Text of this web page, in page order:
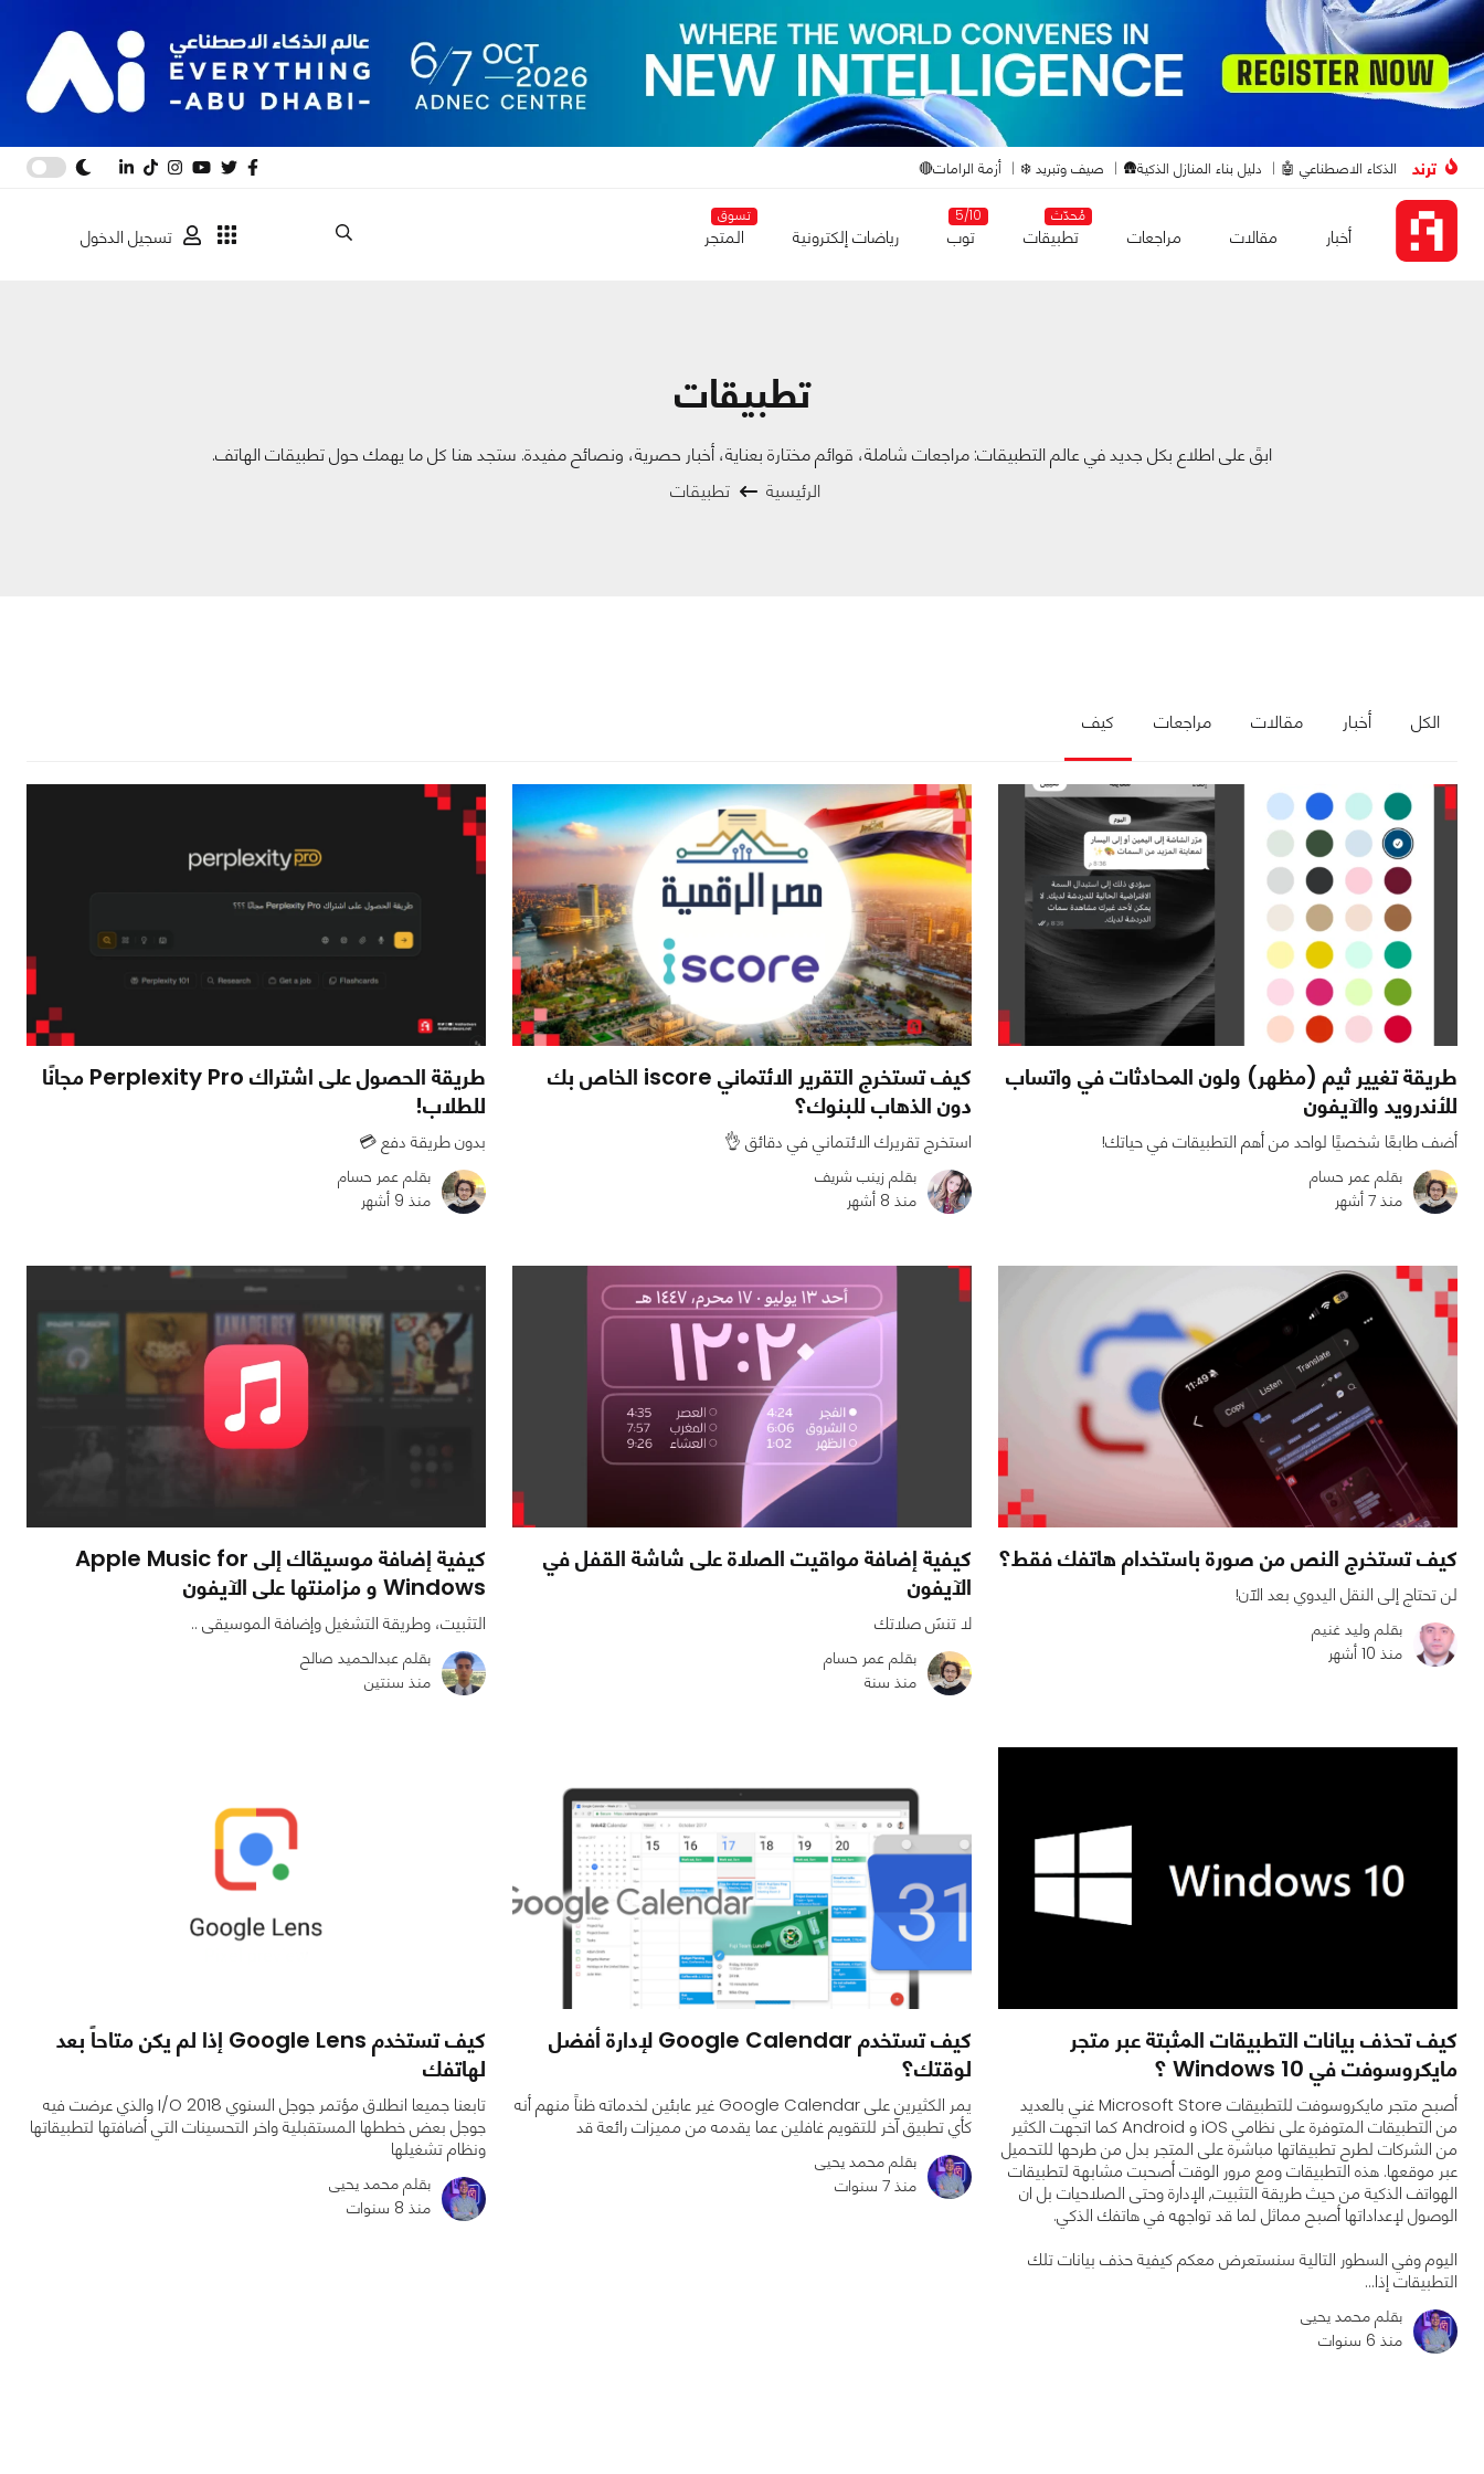
ترند الذكاء الاصطناعي 🤖 دليل بناء المنازل الذكية🛖 صيف وتبريد ❄️ أزمة الرامات🔴
أخبار مقالات مراجعات
مُحدّث
تطبيقات
5/10
توب رياضات إلكترونية
تسوق
المتجر تسجيل الدخول
تطبيقات
ابقَ على اطلاع بكل جديد في عالم التطبيقات: مراجعات شاملة، قوائم مختارة بعناية، أخبار حصرية، ونصائح مفيدة. ستجد هنا كل ما يهمك حول تطبيقات الهاتف.
الرئيسية
تطبيقات
الكل أخبار مقالات مراجعات كيف
5627
طريقة تغيير ثيم (مظهر) ولون المحادثات في واتساب
للأندرويد والآيفون
أضف طابعًا شخصيًا لواحد من أهم التطبيقات في حياتك!
بقلم عمر حسام
منذ 7 أشهر
7131
0
كيف تستخرج التقرير الائتماني iscore الخاص بك
دون الذهاب للبنوك؟
استخرج تقريرك الائتماني في دقائق 👌
بقلم زينب شريف
منذ 8 أشهر
طريقة الحصول على اشتراك Perplexity Pro مجانًا
للطلاب!
بدون طريقة دفع 💳
بقلم عمر حسام
منذ 9 أشهر
كيف تستخرج النص من صورة باستخدام هاتفك فقط؟
لن تحتاج إلى النقل اليدوي بعد الآن!
بقلم وليد غنيم
منذ 10 أشهر
كيفية إضافة مواقيت الصلاة على شاشة القفل في
الآيفون
لا تنسَ صلاتك
بقلم عمر حسام
منذ سنة
كيفية إضافة موسيقاك إلى Apple Music for
Windows و مزامنتها على الآيفون
التثبيت، وطريقة التشغيل وإضافة الموسيقى ..
بقلم عبدالحميد صالح
منذ سنتين
كيف تحذف بيانات التطبيقات المثبتة عبر متجر
مايكروسوفت في Windows 10 ؟
أصبح متجر مايكروسوفت للتطبيقات Microsoft Store غني بالعديد
من التطبيقات المتوفرة على نظامي iOS و Android كما اتجهت الكثير
من الشركات لطرح تطبيقاتها مباشرة على المتجر بدل من طرحها للتحميل
عبر موقعها. هذه التطبيقات ومع مرور الوقت أصحبت مشابهة لتطبيقات
الهواتف الذكية من حيث طريقة التثبيت, الإدارة وحتى الصلاحيات بل ان
الوصول لإعداداتها أصبح مماثل لما قد تواجهه في هاتفك الذكي.
اليوم وفي السطور التالية سنستعرض معكم كيفية حذف بيانات تلك
التطبيقات إذا...
بقلم محمد يحيى
منذ 6 سنوات
كيف تستخدم Google Calendar لإدارة أفضل
لوقتك؟
يمر الكثيرين على Google Calendar غير عابئين لخدماته ظناً منهم أنه
كأي تطبيق آخر للتقويم غافلين عما يقدمه من مميزات رائعة قد
بقلم محمد يحيى
منذ 7 سنوات
كيف تستخدم Google Lens إذا لم يكن متاحاً بعد
لهاتفك
تابعنا جميعا انطلاق مؤتمر جوجل السنوي I/O 2018 والذي عرضت فيه
جوجل بعض خططها المستقبلية واخر التحسينات التي أضافتها لتطبيقاتها
ونظام تشغيلها
بقلم محمد يحيى
منذ 8 سنوات